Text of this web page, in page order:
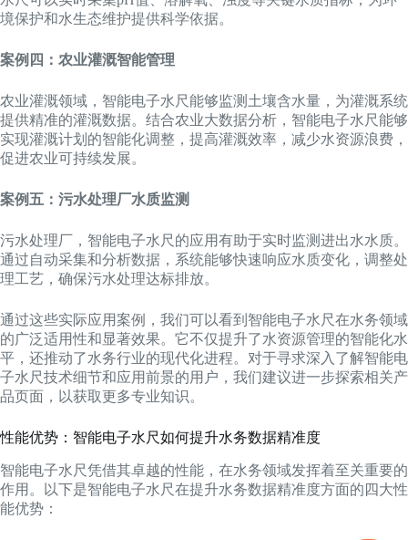
境保护和水生态维护提供科学依据。
案例四：农业灌溉智能管理
农业灌溉领域，智能电子水尺能够监测土壤含水量，为灌溉系统
提供精准的灌溉数据。结合农业大数据分析，智能电子水尺能够
实现灌溉计划的智能化调整，提高灌溉效率，减少水资源浪费，
促进农业可持续发展。
案例五：污水处理厂水质监测
污水处理厂，智能电子水尺的应用有助于实时监测进出水水质。
通过自动采集和分析数据，系统能够快速响应水质变化，调整处
理工艺，确保污水处理达标排放。
通过这些实际应用案例，我们可以看到智能电子水尺在水务领域
的广泛适用性和显著效果。它不仅提升了水资源管理的智能化水
平，还推动了水务行业的现代化进程。对于寻求深入了解智能电
子水尺技术细节和应用前景的用户，我们建议进一步探索相关产
品页面，以获取更多专业知识。
性能优势：智能电子水尺如何提升水务数据精准度
智能电子水尺凭借其卓越的性能，在水务领域发挥着至关重要的
作用。以下是智能电子水尺在提升水务数据精准度方面的四大性
能优势：